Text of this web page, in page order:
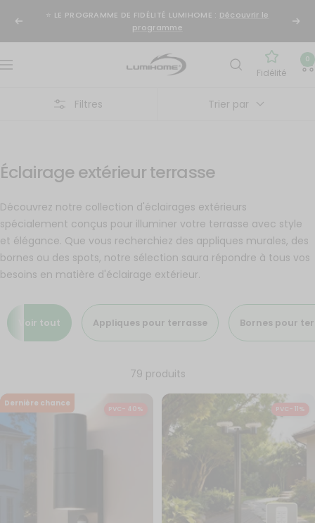
contenu
Précédent
⭐️ LE PROGRAMME DE FIDÉLITÉ LUMIHOME : Découvrir le
programme
Navigation
Lumihome
Fidélité
0
Filtres Trier par
Éclairage extérieur terrasse
Découvrez notre collection d'éclairages extérieurs
spécialement conçus pour illuminer votre terrasse avec style
et élégance. Que vous recherchiez des appliques murales, des
bornes ou des spots, notre sélection saura répondre à tous vos
besoins en matière d'éclairage extérieur.
Voir tout Appliques pour terrasse Bornes pour
79 produits
Dernière chance
PVC- 40% PVC- 11%